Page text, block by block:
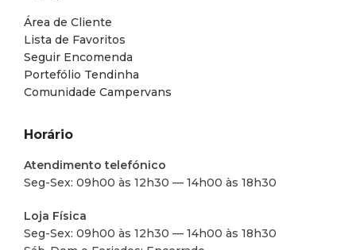
Área de Cliente
Lista de Favoritos
Seguir Encomenda
Portefólio Tendinha
Comunidade Campervans
Horário
Atendimento telefónico
Seg-Sex: 09h00 às 12h30 — 14h00 às 18h30
Loja Física
Seg-Sex: 09h00 às 12h30 — 14h00 às 18h30